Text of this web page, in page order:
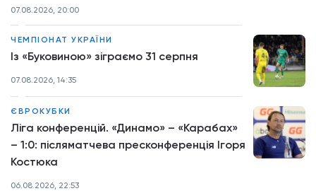
07.08.2026, 20:00
ЧЕМПІОНАТ УКРАЇНИ
Із «Буковиною» зіграємо 31 серпня
07.08.2026, 14:35
ЄВРОКУБКИ
Ліга конференцій. «Динамо» – «Карабах»
– 1:0: післяматчева пресконференція Ігоря
Костюка
06.08.2026, 22:53